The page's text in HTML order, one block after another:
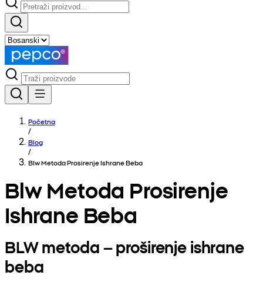
Početna
/
Blog
/
Blw Metoda Prosirenje Ishrane Beba
Blw Metoda Prosirenje
Ishrane Beba
BLW metoda – proširenje ishrane
beba